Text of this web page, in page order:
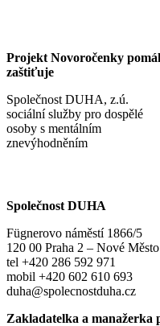
Projekt Novoročenky
zaštiťuje
Společnost DUHA, z.ú.
sociální služby pro dospělé
osoby s mentálním
znevýhodněním
Společnost DUHA
Fügnerovo náměstí 1866/5
120 00 Praha 2 – Nové Město
tel +420 286 592 971
mobil +420 602 610 693
duha@spolecnostduha.cz
Zakladatelka a manažerka